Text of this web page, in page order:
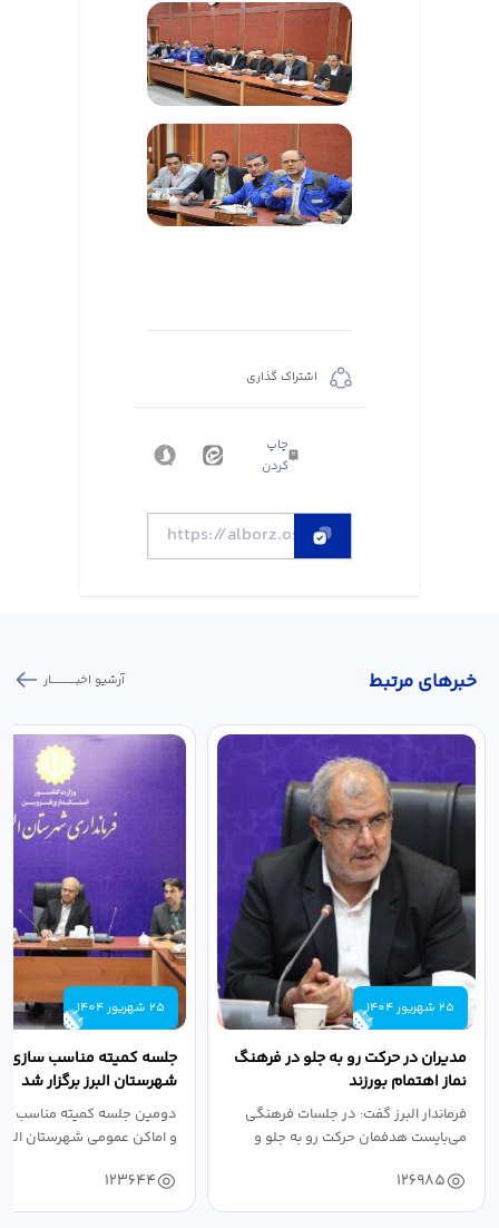
اشتراک گذاری
چاپ
کردن
خبر‌های مرتبط آرشیو اخبـــــــــــار
25 شهریور 1404
مدیران در حرکت رو به جلو در فرهنگ
نماز اهتمام بورزند
فرماندار البرز گفت: در جلسات فرهنگی
می‌بایست هدفمان حرکت رو به جلو و
126985
25 شهریور 1404
جلسه کمیته مناسب سازی
شهرستان البرز برگزار شد
دومین جلسه کمیته مناسب
و اماکن عمومی شهرستان
123644